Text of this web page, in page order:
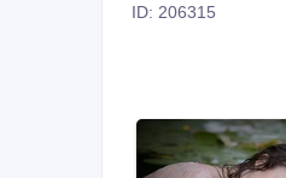
ID: 206315